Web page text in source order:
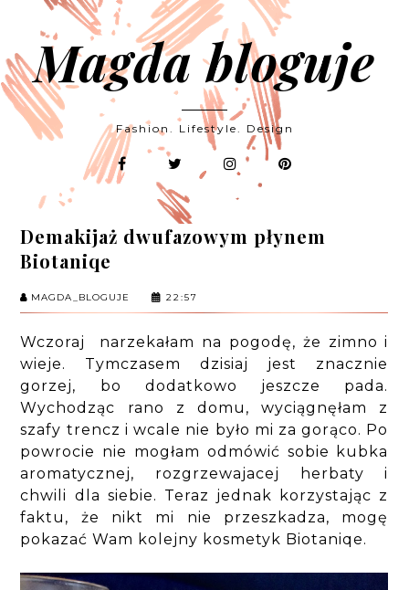
Magda bloguje
Fashion. Lifestyle. Design
Demakijaż dwufazowym płynem
Biotaniqe
MAGDA_BLOGUJE 22:57
Wczoraj narzekałam na pogodę, że zimno i
wieje. Tymczasem dzisiaj jest znacznie
gorzej, bo dodatkowo jeszcze pada.
Wychodząc rano z domu, wyciągnęłam z
szafy trencz i wcale nie było mi za gorąco. Po
powrocie nie mogłam odmówić sobie kubka
aromatycznej, rozgrzewajacej herbaty i
chwili dla siebie. Teraz jednak korzystając z
faktu, że nikt mi nie przeszkadza, mogę
pokazać Wam kolejny kosmetyk Biotaniqe.